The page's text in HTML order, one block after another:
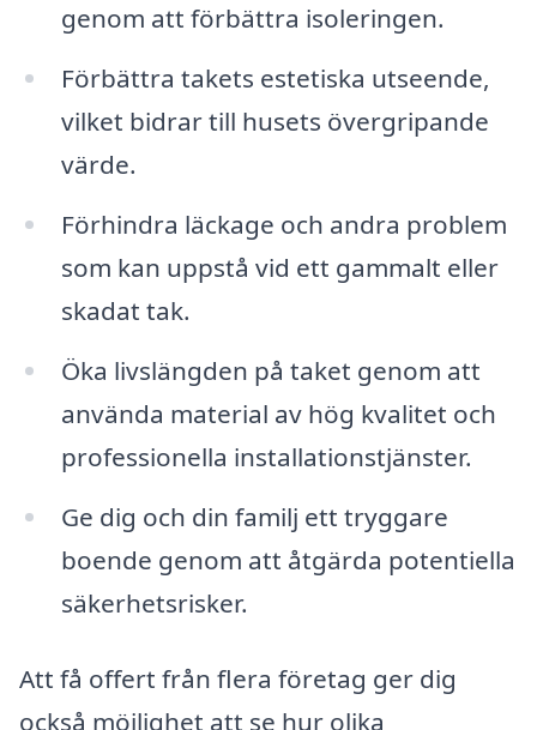
genom att förbättra isoleringen.
Förbättra takets estetiska utseende,
vilket bidrar till husets övergripande
värde.
Förhindra läckage och andra problem
som kan uppstå vid ett gammalt eller
skadat tak.
Öka livslängden på taket genom att
använda material av hög kvalitet och
professionella installationstjänster.
Ge dig och din familj ett tryggare
boende genom att åtgärda potentiella
säkerhetsrisker.
Att få offert från flera företag ger dig
också möjlighet att se hur olika